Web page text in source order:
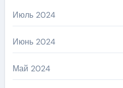
Июль 2024
Июнь 2024
Май 2024